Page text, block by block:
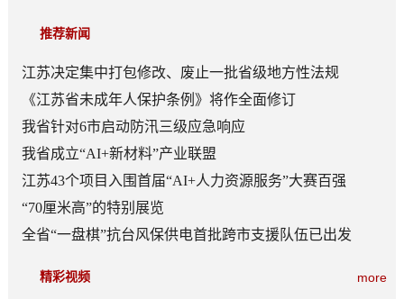
推荐新闻
江苏决定集中打包修改、废止一批省级地方性法规
《江苏省未成年人保护条例》将作全面修订
我省针对6市启动防汛三级应急响应
我省成立“AI+新材料”产业联盟
江苏43个项目入围首届“AI+人力资源服务”大赛百强
“70厘米高”的特别展览
全省“一盘棋”抗台风保供电首批跨市支援队伍已出发
more
精彩视频